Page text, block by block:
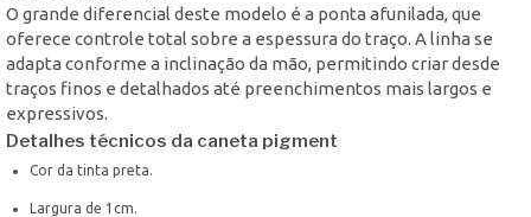
O grande diferencial deste modelo é a ponta afunilada, que
oferece controle total sobre a espessura do traço. A linha se
adapta conforme a inclinação da mão, permitindo criar desde
traços finos e detalhados até preenchimentos mais largos e
expressivos.
Detalhes técnicos da caneta pigment
Cor da tinta preta.
Largura de 1cm.